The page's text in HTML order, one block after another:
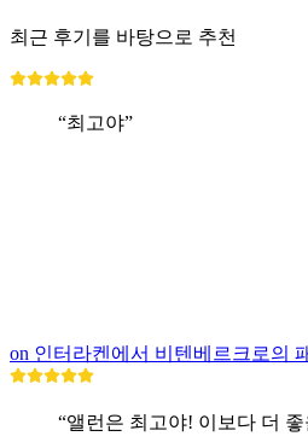
최근 후기를 바탕으로 추천
“최고야”
on 인터라켄에서 비텐베르크로의
“앨런은 최고야! 이보다 더